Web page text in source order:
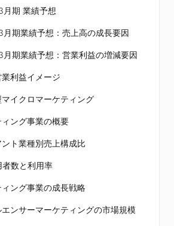
期 業績予想
期業績予想：売上高の成長要因
期業績予想：営業利益の増減要因
利益イメージ
イクロマーケティング
ング事業の概要
ト業種別売上構成比
者数と利用率
ング事業の成長戦略
ンサーマーケティングの市場規模